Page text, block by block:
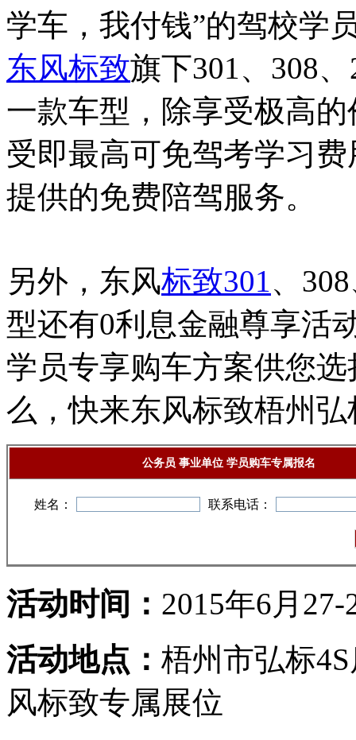
学车，我付钱”的驾校学
东风标致旗下301、308
一款车型，除享受极高
受即最高可免驾考学习
提供的免费陪驾服务。
另外，东风标致301、
型还有0利息金融尊享活
学员专享购车方案供您
么，快来东风标致梧州
公务员 事业单位 学员购车专属报名
姓名： 联系电话：
活动时间： 2015年6月27-
活动地点： 梧州市弘标
风标致专属展位